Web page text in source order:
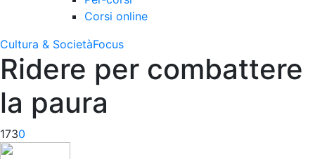
Corsi online
Cultura & SocietàFocus
Ridere per combattere
la paura
1730